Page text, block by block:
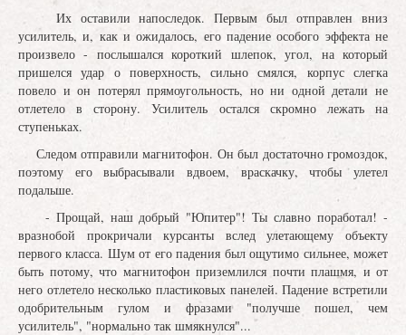
Их оставили напоследок. Первым был отправлен вниз
усилитель, и, как и ожидалось, его падение особого эффекта не
произвело - послышался короткий шлепок, угол, на который
пришелся удар о поверхность, сильно смялся, корпус слегка
повело и он потерял прямоугольность, но ни одной детали не
отлетело в сторону. Усилитель остался скромно лежать на
ступеньках.
Следом отправили магнитофон. Он был достаточно громоздок,
поэтому его выбрасывали вдвоем, враскачку, чтобы улетел
подальше.
- Прощай, наш добрый "Юпитер"! Ты славно поработал! -
вразнобой прокричали курсанты вслед улетающему объекту
первого класса. Шум от его падения был ощутимо сильнее, может
быть потому, что магнитофон приземлился почти плашмя, и от
него отлетело несколько пластиковых панелей. Падение встретили
одобрительным гулом и фразами "получше пошел, чем
усилитель", "нормально так шмякнулся"...